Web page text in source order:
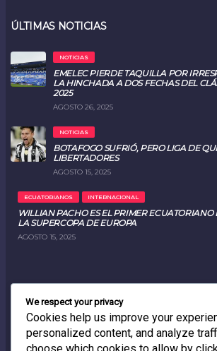
ÚLTIMAS NOTICIAS
NOTICIAS
EMELEC PIERDE TAQUILLA POR
LA HINCHADA A DOS FECHAS DEL
2025
AGOSTO 26, 2025
NOTICIAS
BOTAFOGO SUFRIÓ, PERO LIGA DE
LIBERTADORES
AGOSTO 15, 2025
ECUATORIANOS INTERNACIONAL
WILLIAN PACHO ES EL PRIMER ECUATORIANO
LA SUPERCOPA DE EUROPA
AGOSTO 15, 2025
FACEBOOK
0LIKES
We respect your privacy
Cookies help us improve your
personalized content, and analyze
choose which cookies to allow by